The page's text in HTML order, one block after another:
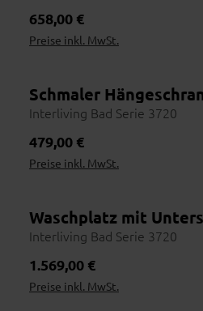
Wohnbeispiel
Regulärer Preis:
658,00 €
Preise inkl. MwSt.
Schmaler
Interliving Bad Serie 3720
Regulärer Preis:
479,00 €
Preise inkl. MwSt.
Waschplatz mit
Interliving Bad Serie 3720
Regulärer Preis:
1.569,00 €
Preise inkl. MwSt.